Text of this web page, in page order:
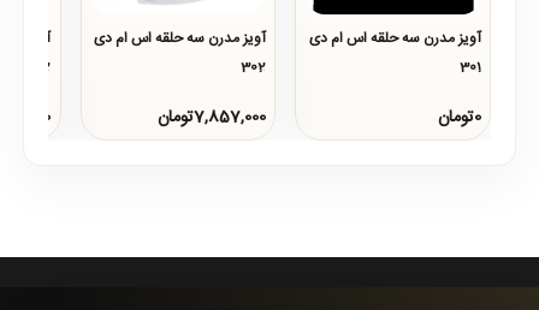
آویز مدرن سه حلقه اس ام دی
301
..
0تومان
آویز مدرن سه حلقه اس ام دی
302
..
7,857,000تومان
آویز
302 مربع..
0تومان